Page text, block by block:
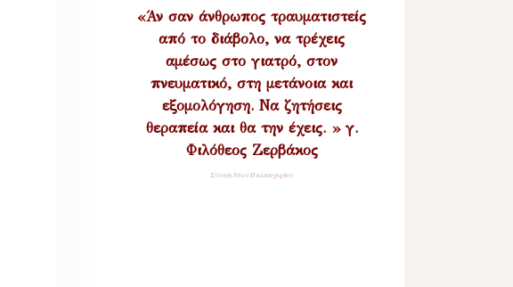
«Άν σαν άνθρωπος τραυματιστείς
από το διάβολο, να τρέχεις
αμέσως στο γιατρό, στον
πνευματικό, στη μετάνοια και
εξομολόγηση. Να ζητήσεις
θεραπεία και θα την έχεις. » γ.
Φιλόθεος Ζερβάκος
Σύναξη Νέων Παλαιοχωρίου